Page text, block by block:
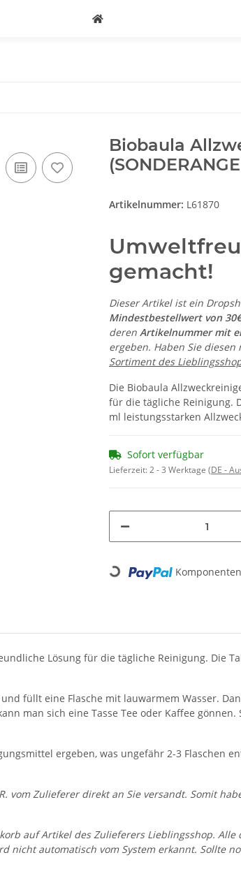
Biobaula
Artikelnummer: L61870
gemacht!
Dieser Artikel ist ein
Mindestbestellwert von 30€
deren Artikelnummer mit
ergeben. Haben Sie
Sortiment des
Die Biobaula
für die tägliche Reinigung.
ml leistungsstarken
Sofort verfügbar
Lieferzeit:2 - 3 Werktage (DE -
Loading...
Lösung für die tägliche Reinigung. Die
füllt eine Flasche mit lauwarmem Wasser.
man sich eine Tasse Tee oder Kaffee
ergeben, was ungefähr 2-3 Flaschen
Zulieferer direkt an Sie versandt. Somit
auf Artikel des Zulieferers Lieblingsshop.
nicht automatisch vom System erkannt. Sollte